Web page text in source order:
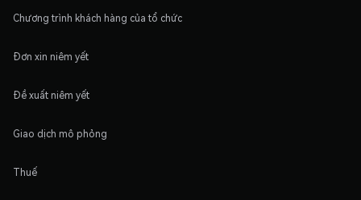
Chương trình khách hàng của tổ chức
Đơn xin niêm yết
Đề xuất niêm yết
Giao dịch mô phỏng
Thuế